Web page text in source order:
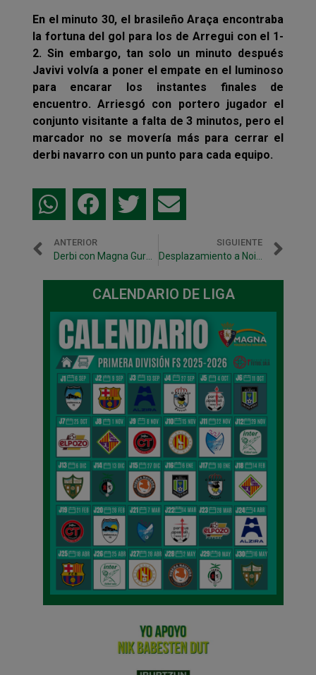
En el minuto 30, el brasileño Araça encontraba
la fortuna del gol para los de Arregui con el 1-
2. Sin embargo, tan solo un minuto después
Javivi volvía a poner el empate en el luminoso
para encarar los instantes finales de
encuentro. Arriesgó con portero jugador el
conjunto visitante a falta de 3 minutos, pero el
marcador no se movería más para cerrar el
derbi navarro con un punto para cada equipo.
ANTERIOR
Derbi con Magna Gurpea y Aspil Vidal en línea ascendente
SIGUIENTE
CALENDARIO DE LIGA